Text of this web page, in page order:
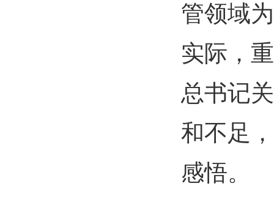
管领域
实际，
总书记
和不足
感悟。